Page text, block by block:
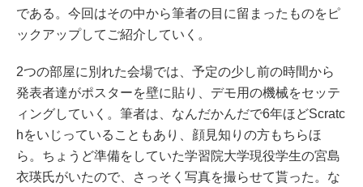
である。今回はその中から筆者の目に留まったものをピ
ックアップしてご紹介していく。
2つの部屋に別れた会場では、予定の少し前の時間から
発表者達がポスターを壁に貼り、デモ用の機械をセッテ
ィングしていく。筆者は、なんだかんだで6年ほどScratc
hをいじっていることもあり、顔見知りの方もちらほ
ら。ちょうど準備をしていた学習院大学現役学生の宮島
衣瑛氏がいたので、さっそく写真を撮らせて貰った。な